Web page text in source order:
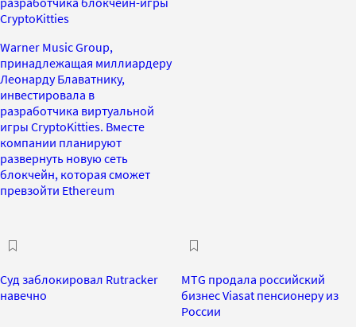
CryptoKitties
Warner Music Group,
принадлежащая миллиардеру
Леонарду Блаватнику,
инвестировала в
разработчика виртуальной
игры CryptoKitties. Вместе
компании планируют
развернуть новую сеть
блокчейн, которая сможет
превзойти Ethereum
Суд заблокировал Rutracker
навечно
MTG продала российский
бизнес Viasat пенсионеру из
России